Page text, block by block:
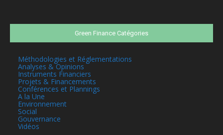
Green Finance Catégories
Méthodologies et Réglementations
Analyses & Opinions
Instruments Financiers
Projets & Financements
Conférences et Plannings
A la Une
Environnement
Social
Gouvernance
Vidéos